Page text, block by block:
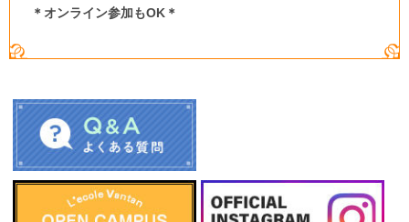
＊オンライン参加もOK＊